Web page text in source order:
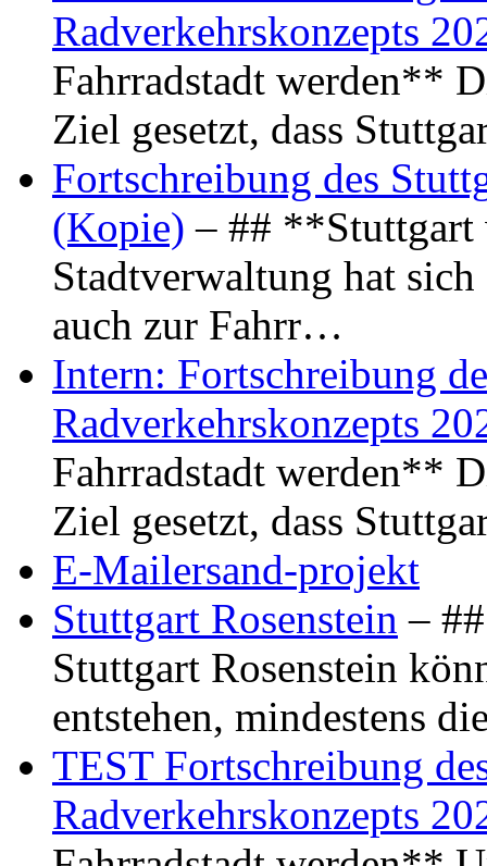
Radverkehrskonzepts
Fahrradstadt werden**
Ziel gesetzt, dass
Fortschreibung des
(Kopie) – ## **Stuttgart
Stadtverwaltung hat
auch zur Fahrr…
Intern: Fortschreibung
Radverkehrskonzepts
Fahrradstadt werden**
Ziel gesetzt, dass
E-Mailersand-projekt
Stuttgart Rosenstein –
Stuttgart Rosenstein
entstehen, mindestens
TEST Fortschreibung
Radverkehrskonzepts